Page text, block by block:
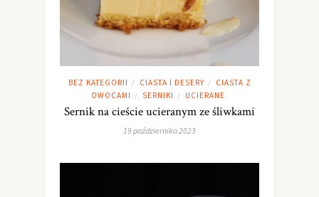
BEZ KATEGORII / CIASTA I DESERY /
CIASTA Z
OWOCAMI
/ SERNIKI / UCIERANE
Sernik na cieście ucieranym ze śliwkami
19 października 2023